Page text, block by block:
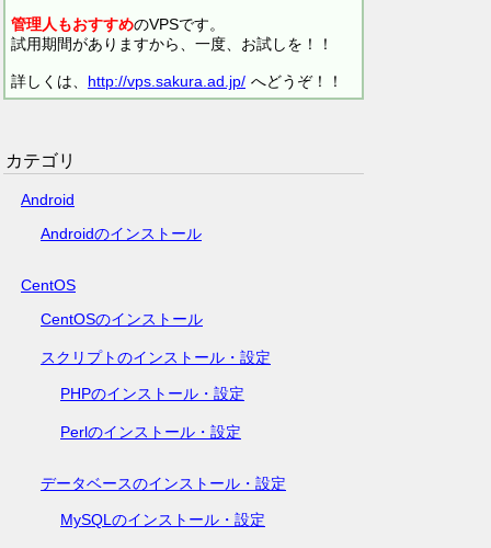
管理人もおすすめのVPSです。
試用期間がありますから、一度、お試しを！！
詳しくは、 http://vps.sakura.ad.jp/ へどうぞ！！
カテゴリ
Android
Androidのインストール
CentOS
CentOSのインストール
スクリプトのインストール・設定
PHPのインストール・設定
Perlのインストール・設定
データベースのインストール・設定
MySQLのインストール・設定